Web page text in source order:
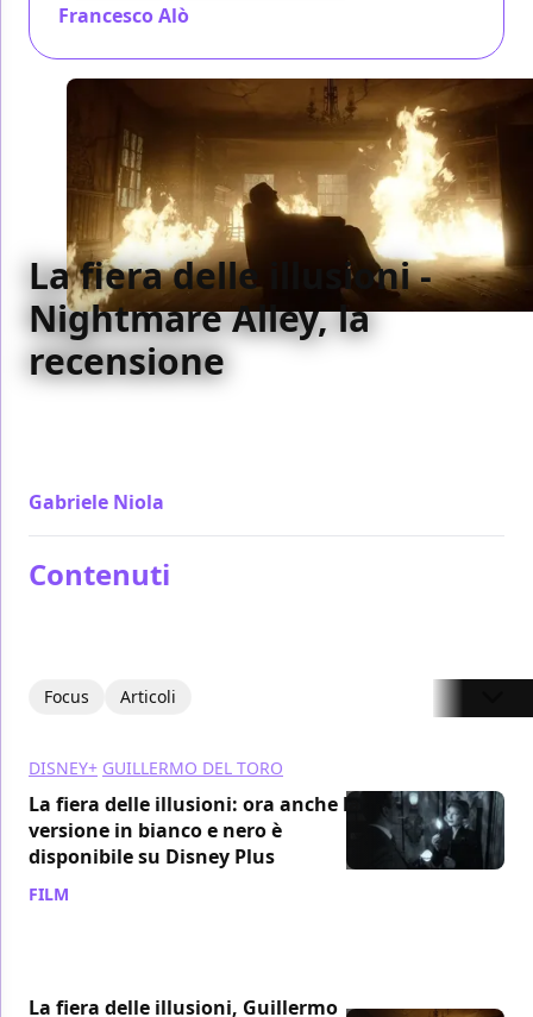
Francesco Alò
La fiera delle illusioni -
Nightmare Alley, la
recensione
Gabriele Niola
Contenuti
Focus Articoli
DISNEY+ GUILLERMO DEL TORO
La fiera delle illusioni: ora anche la
versione in bianco e nero è
disponibile su Disney Plus
FILM
La fiera delle illusioni, Guillermo